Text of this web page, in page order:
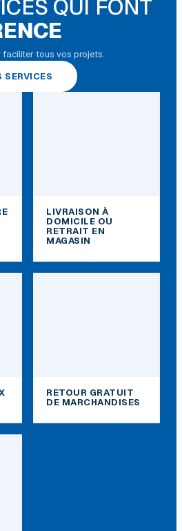
QUI FONT
faciliter tous vos projets.
SERVICES
LIVRAISON À
DOMICILE OU
RETRAIT EN
MAGASIN
RETOUR GRATUIT
DE MARCHANDISES